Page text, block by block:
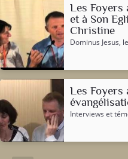
Les Foyers
et à Son
Christine
Dominus Jesus,
Les Foyers
Interviews et